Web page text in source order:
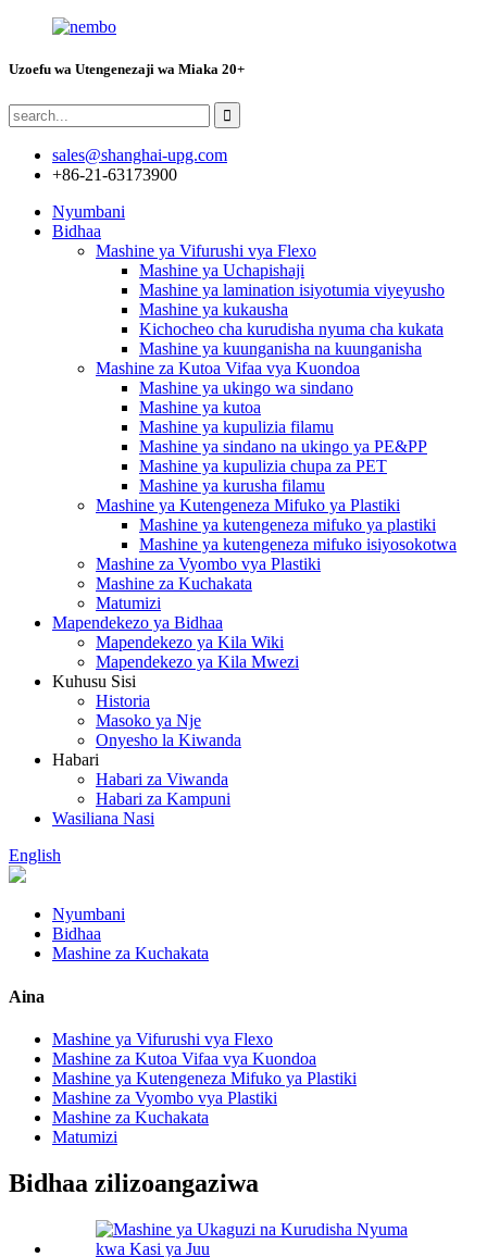
Uzoefu wa Utengenezaji wa Miaka 20+
sales@shanghai-upg.com
+86-21-63173900
Nyumbani
Bidhaa
Mashine ya Vifurushi vya Flexo
Mashine ya Uchapishaji
Mashine ya lamination isiyotumia viyeyusho
Mashine ya kukausha
Kichocheo cha kurudisha nyuma cha kukata
Mashine ya kuunganisha na kuunganisha
Mashine za Kutoa Vifaa vya Kuondoa
Mashine ya ukingo wa sindano
Mashine ya kutoa
Mashine ya kupulizia filamu
Mashine ya sindano na ukingo ya PE&PP
Mashine ya kupulizia chupa za PET
Mashine ya kurusha filamu
Mashine ya Kutengeneza Mifuko ya Plastiki
Mashine ya kutengeneza mifuko ya plastiki
Mashine ya kutengeneza mifuko isiyosokotwa
Mashine za Vyombo vya Plastiki
Mashine za Kuchakata
Matumizi
Mapendekezo ya Bidhaa
Mapendekezo ya Kila Wiki
Mapendekezo ya Kila Mwezi
Kuhusu Sisi
Historia
Masoko ya Nje
Onyesho la Kiwanda
Habari
Habari za Viwanda
Habari za Kampuni
Wasiliana Nasi
English
Nyumbani
Bidhaa
Mashine za Kuchakata
Aina
Mashine ya Vifurushi vya Flexo
Mashine za Kutoa Vifaa vya Kuondoa
Mashine ya Kutengeneza Mifuko ya Plastiki
Mashine za Vyombo vya Plastiki
Mashine za Kuchakata
Matumizi
Bidhaa zilizoangaziwa